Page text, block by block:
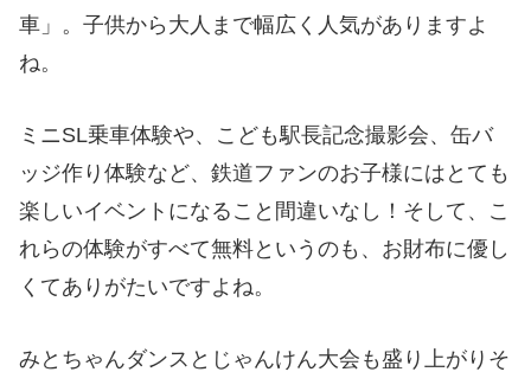
車」。子供から大人まで幅広く人気がありますよ
ね。
ミニSL乗車体験や、こども駅長記念撮影会、缶バ
ッジ作り体験など、鉄道ファンのお子様にはとても
楽しいイベントになること間違いなし！そして、こ
れらの体験がすべて無料というのも、お財布に優し
くてありがたいですよね。
みとちゃんダンスとじゃんけん大会も盛り上がりそ